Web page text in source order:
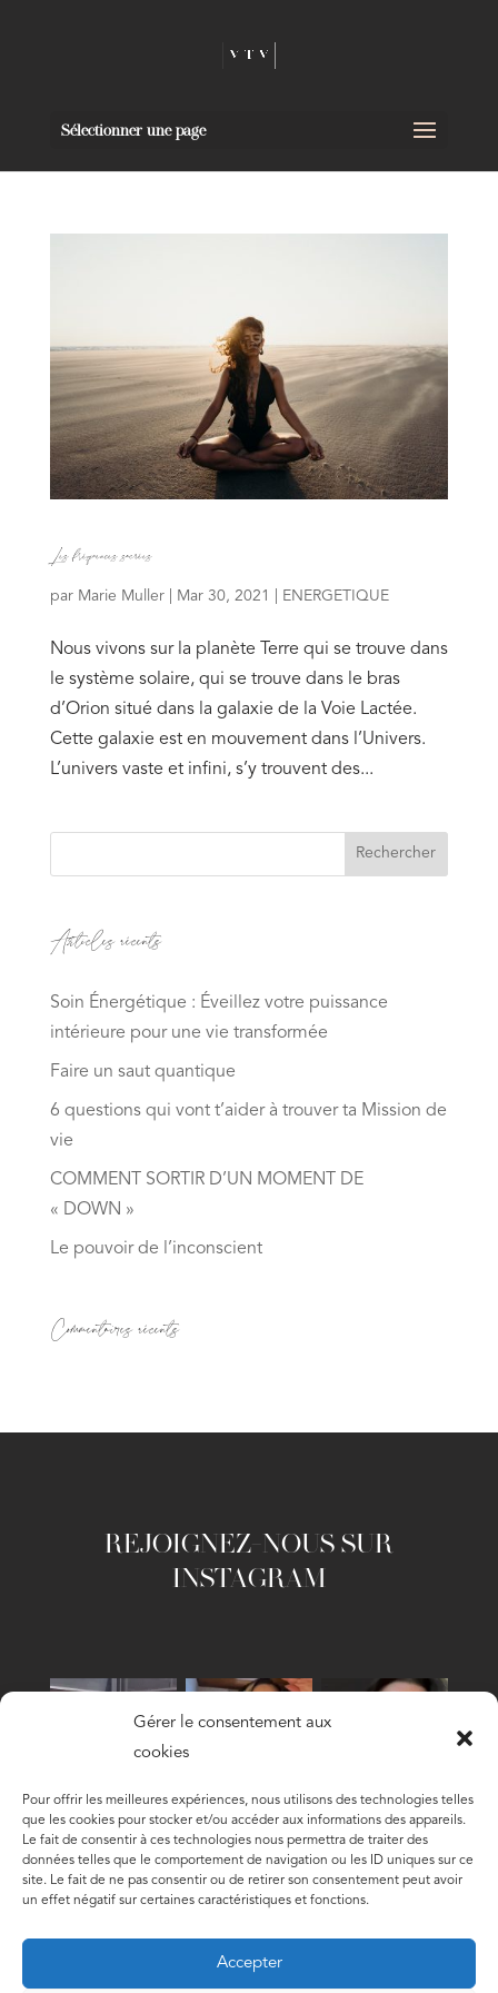
Gérer le consentement aux
cookies
Pour offrir les meilleures expériences, nous utilisons des technologies telles
que les cookies pour stocker et/ou accéder aux informations des appareils.
Le fait de consentir à ces technologies nous permettra de traiter des
données telles que le comportement de navigation ou les ID uniques sur ce
site. Le fait de ne pas consentir ou de retirer son consentement peut avoir
un effet négatif sur certaines caractéristiques et fonctions.
Accepter
Sélectionner une page
Les fréquences sacrées
par Marie Muller| Mar 30, 2021 ENERGETIQUE
Nous vivons sur la planète Terre qui se trouve dans
le système solaire, qui se trouve dans le bras
d’Orion situé dans la galaxie de la Voie Lactée.
Cette galaxie est en mouvement dans l’Univers.
L’univers vaste et infini, s’y trouvent des...
Articles récents
Soin Énergétique : Éveillez votre puissance
intérieure pour une vie transformée
Faire un saut quantique
6 questions qui vont t’aider à trouver ta Mission de
vie
COMMENT SORTIR D’UN MOMENT DE
« DOWN »
Le pouvoir de l’inconscient
Commentaires récents
REJOIGNEZ-NOUS SUR
INSTAGRAM
Follow
A PROPOS